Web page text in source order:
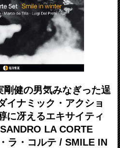
剛健の男気みなぎった逞
イナミック・アクショ
に冴えるエキサイティ
LA CORTE
ラ・コルテ / SMILE IN